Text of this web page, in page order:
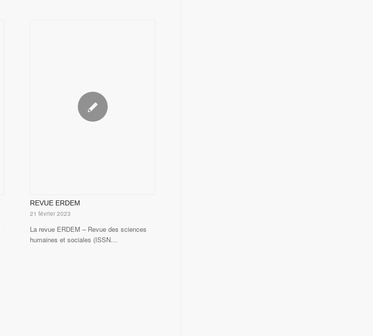
REVUE ERDEM
21 février 2023
La revue ERDEM – Revue des sciences
humaines et sociales (ISSN…